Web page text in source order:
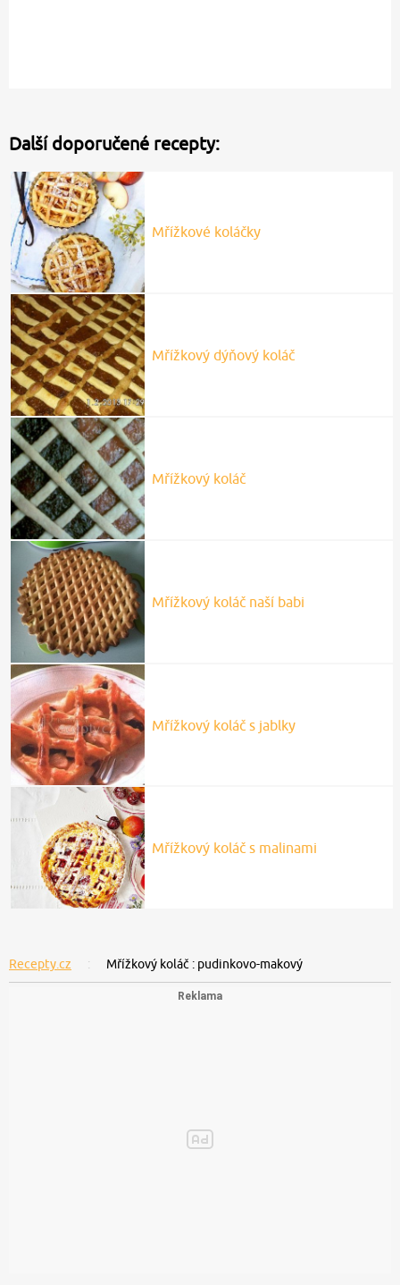
Další doporučené recepty:
Mřížkové koláčky
Mřížkový dýňový koláč
Mřížkový koláč
Mřížkový koláč naší babi
Mřížkový koláč s jablky
Mřížkový koláč s malinami
Recepty.cz Mřížkový koláč : pudinkovo-makový